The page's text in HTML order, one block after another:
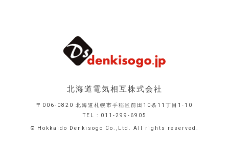
北海道電気相互株式会社
〒006-0820 北海道札幌市手稲区前田10条11丁目1-10
TEL : 011-299-6905
© Hokkaido Denkisogo Co.,Ltd. All rights reserved.